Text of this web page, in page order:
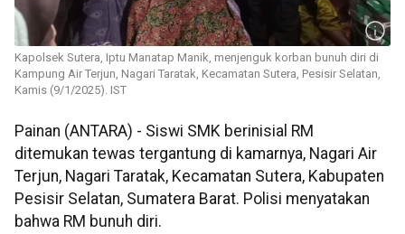
Kapolsek Sutera, Iptu Manatap Manik, menjenguk korban bunuh diri di
Kampung Air Terjun, Nagari Taratak, Kecamatan Sutera, Pesisir Selatan,
Kamis (9/1/2025). IST
Painan (ANTARA) - Siswi SMK berinisial RM
ditemukan tewas tergantung di kamarnya, Nagari Air
Terjun, Nagari Taratak, Kecamatan Sutera, Kabupaten
Pesisir Selatan, Sumatera Barat. Polisi menyatakan
bahwa RM bunuh diri.